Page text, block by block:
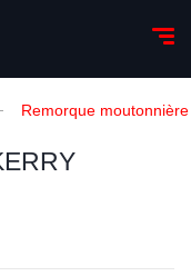
Remorque